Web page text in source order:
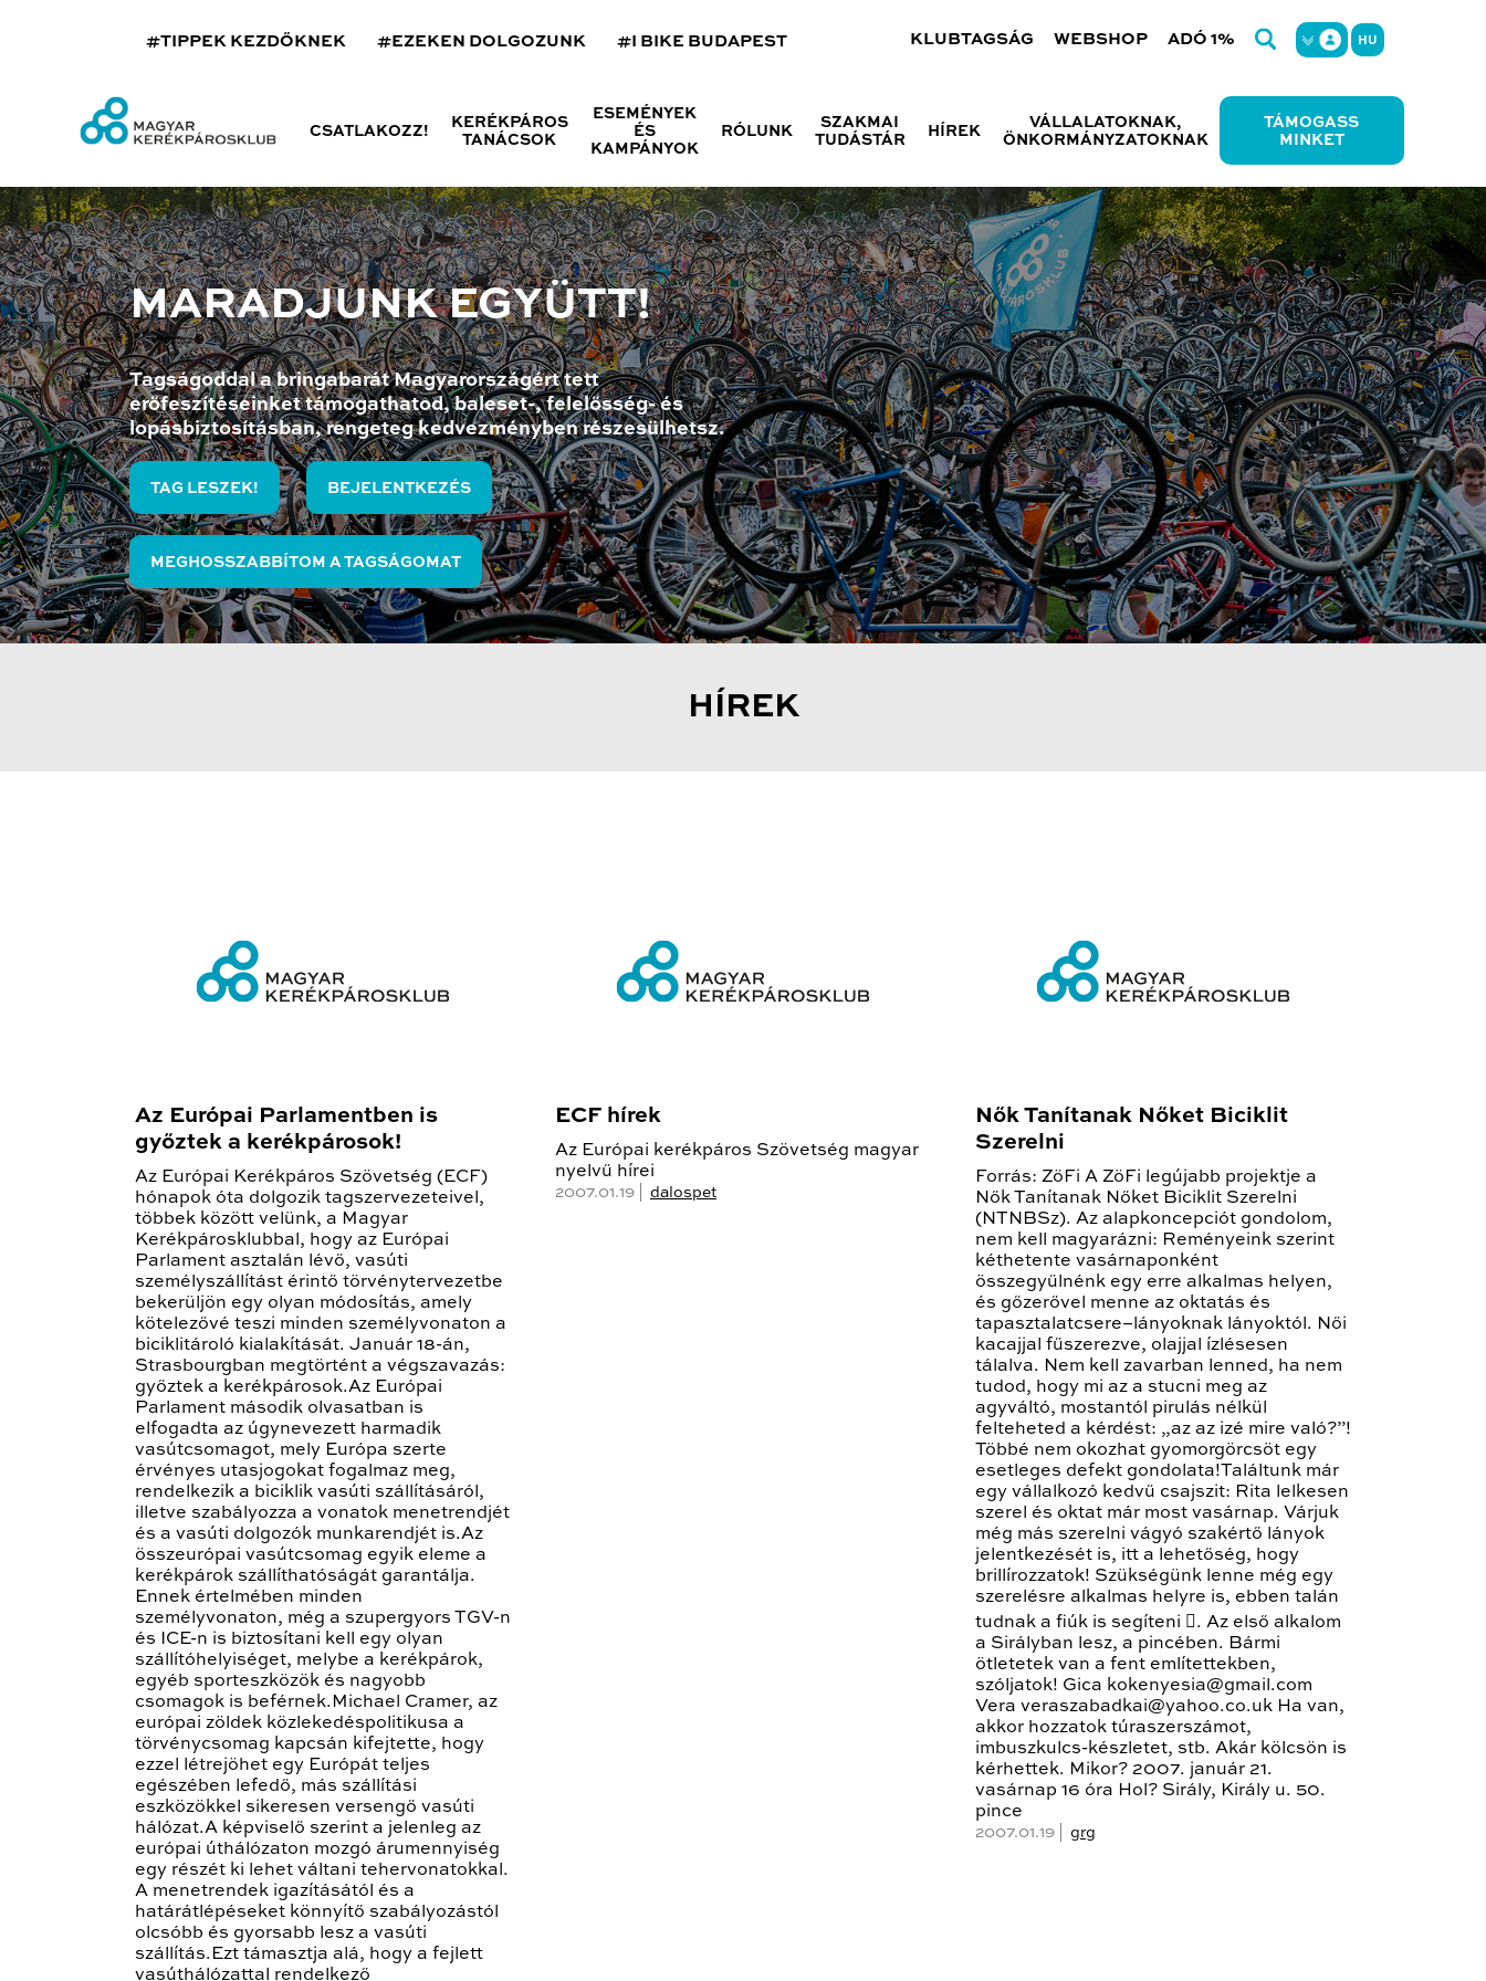
#TIPPEK KEZDŐKNEK #EZEKEN DOLGOZUNK #I BIKE BUDAPEST KLUBTAGSÁG WEBSHOP ADÓ 1% HU
CSATLAKOZZ!
KERÉKPÁROS
TANÁCSOK
ESEMÉNYEK
ÉS
KAMPÁNYOK
RÓLUNK
SZAKMAI
TUDÁSTÁR
HÍREK
VÁLLALATOKNAK,
ÖNKORMÁNYZATOKNAK
TÁMOGASS
MINKET
MARADJUNK EGYÜTT!
Tagságoddal a bringabarát Magyarországért tett
erőfeszítéseinket támogathatod, baleset-, felelősség- és
lopásbiztosításban, rengeteg kedvezményben részesülhetsz.
TAG LESZEK! BEJELENTKEZÉS
MEGHOSSZABBÍTOM A TAGSÁGOMAT
HÍREK
Az Európai Parlamentben is
győztek a kerékpárosok!
Az Európai Kerékpáros Szövetség (ECF)
hónapok óta dolgozik tagszervezeteivel,
többek között velünk, a Magyar
Kerékpárosklubbal, hogy az Európai
Parlament asztalán lévő, vasúti
személyszállítást érintő törvénytervezetbe
bekerüljön egy olyan módosítás, amely
kötelezővé teszi minden személyvonaton a
biciklitároló kialakítását. Január 18-án,
Strasbourgban megtörtént a végszavazás:
győztek a kerékpárosok.Az Európai
Parlament második olvasatban is
elfogadta az úgynevezett harmadik
vasútcsomagot, mely Európa szerte
érvényes utasjogokat fogalmaz meg,
rendelkezik a biciklik vasúti szállításáról,
illetve szabályozza a vonatok menetrendjét
és a vasúti dolgozók munkarendjét is.Az
összeurópai vasútcsomag egyik eleme a
kerékpárok szállíthatóságát garantálja.
Ennek értelmében minden
személyvonaton, még a szupergyors TGV-n
és ICE-n is biztosítani kell egy olyan
szállítóhelyiséget, melybe a kerékpárok,
egyéb sporteszközök és nagyobb
csomagok is beférnek.Michael Cramer, az
európai zöldek közlekedéspolitikusa a
törvénycsomag kapcsán kifejtette, hogy
ezzel létrejöhet egy Európát teljes
egészében lefedő, más szállítási
eszközökkel sikeresen versengő vasúti
hálózat.A képviselő szerint a jelenleg az
európai úthálózaton mozgó árumennyiség
egy részét ki lehet váltani tehervonatokkal.
A menetrendek igazításától és a
határátlépéseket könnyítő szabályozástól
olcsóbb és gyorsabb lesz a vasúti
szállítás.Ezt támasztja alá, hogy a fejlett
vasúthálózattal rendelkező
ECF hírek
Az Európai kerékpáros Szövetség magyar
nyelvű hírei
2007.01.19 | dalospet
Nők Tanítanak Nőket Biciklit
Szerelni
Forrás: ZöFi A ZöFi legújabb projektje a
Nők Tanítanak Nőket Biciklit Szerelni
(NTNBSz). Az alapkoncepciót gondolom,
nem kell magyarázni: Reményeink szerint
kéthetente vasárnaponként
összegyűlnénk egy erre alkalmas helyen,
és gőzerővel menne az oktatás és
tapasztalatcsere–lányoknak lányoktól. Női
kacajjal fűszerezve, olajjal ízlésesen
tálalva. Nem kell zavarban lenned, ha nem
tudod, hogy mi az a stucni meg az
agyváltó, mostantól pirulás nélkül
felteheted a kérdést: „az az izé mire való?”!
Többé nem okozhat gyomorgörcsöt egy
esetleges defekt gondolata!Találtunk már
egy vállalkozó kedvű csajszit: Rita lelkesen
szerel és oktat már most vasárnap. Várjuk
még más szerelni vágyó szakértő lányok
jelentkezését is, itt a lehetőség, hogy
brillírozzatok! Szükségünk lenne még egy
szerelésre alkalmas helyre is, ebben talán
tudnak a fiúk is segíteni . Az első alkalom
a Sirályban lesz, a pincében. Bármi
ötletetek van a fent említettekben,
szóljatok! Gica kokenyesia@gmail.com
Vera veraszabadkai@yahoo.co.uk Ha van,
akkor hozzatok túraszerszámot,
imbuszkulcs-készletet, stb. Akár kölcsön is
kérhettek. Mikor? 2007. január 21.
vasárnap 16 óra Hol? Sirály, Király u. 50.
pince
2007.01.19 | grg